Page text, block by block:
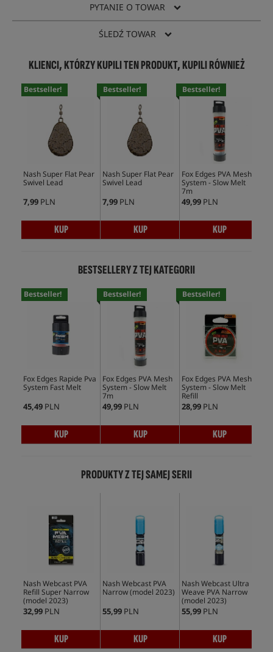
PYTANIE O TOWAR
ŚLEDŹ TOWAR
KLIENCI, KTÓRZY KUPILI TEN PRODUKT, KUPILI RÓWNIEŻ
Bestseller!
Nash Super Flat Pear
Swivel Lead
7,99 PLN
KUP
Bestseller!
Nash Super Flat Pear
Swivel Lead
7,99 PLN
KUP
Bestseller!
Fox Edges PVA Mesh
System - Slow Melt
7m
49,99 PLN
KUP
BESTSELLERY Z TEJ KATEGORII
Bestseller!
Fox Edges Rapide Pva
System Fast Melt
45,49 PLN
KUP
Bestseller!
Fox Edges PVA Mesh
System - Slow Melt
7m
49,99 PLN
KUP
Bestseller!
Fox Edges PVA Mesh
System - Slow Melt
Refill
28,99 PLN
KUP
PRODUKTY Z TEJ SAMEJ SERII
Nash Webcast PVA
Refill Super Narrow
(model 2023)
32,99 PLN
KUP
Nash Webcast PVA
Narrow (model 2023)
55,99 PLN
KUP
Nash Webcast Ultra
Weave PVA Narrow
(model 2023)
55,99 PLN
KUP